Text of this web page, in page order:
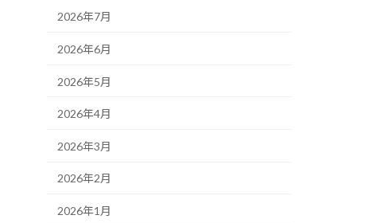
2026年7月
2026年6月
2026年5月
2026年4月
2026年3月
2026年2月
2026年1月